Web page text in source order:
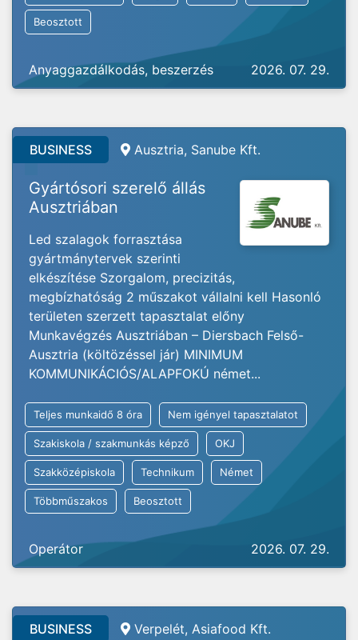
Beosztott
Anyaggazdálkodás, beszerzés 2026. 07. 29.
BUSINESS Ausztria, Sanube Kft.
Gyártósori szerelő állás
Ausztriában
Led szalagok forrasztása
gyártmánytervek szerinti
elkészítése Szorgalom, precizitás,
megbízhatóság 2 műszakot vállalni kell Hasonló
területen szerzett tapasztalat előny
Munkavégzés Ausztriában – Diersbach Felső-
Ausztria (költözéssel jár) MINIMUM
KOMMUNIKÁCIÓS/ALAPFOKÚ német...
Teljes munkaidő 8 óra Nem igényel tapasztalatot
Szakiskola / szakmunkás képző OKJ
Szakközépiskola Technikum Német
Többműszakos Beosztott
Operátor 2026. 07. 29.
BUSINESS Verpelét, Asiafood Kft.